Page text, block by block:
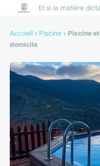
Et si la matière
Accueil › Piscine › Piscine
domicile